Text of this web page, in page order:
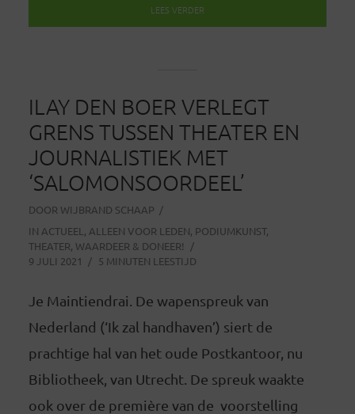
LEES VERDER
ILAY DEN BOER VERLEGT
GRENS TUSSEN THEATER EN
JOURNALISTIEK MET
‘SALOMONSOORDEEL’
DOOR WIJBRAND SCHAAP
IN ACTUEEL , ALLEEN VOOR LEDEN, PODIUMKUNST,
THEATER, WAARDEER & DONEER!
9 JULI 2021
5 MINUTEN LEESTIJD
Je Maintiendrai. De wapenspreuk van
Nederland (‘Ik zal handhaven’) siert de
prachtige hal van het oude Postkantoor, nu
Bibliotheek, van Utrecht. De spreuk waakte
ook over de première van de voorstelling